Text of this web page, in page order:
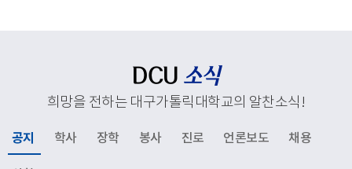
학의 지속적인 발전과 구성원 모두를 위해 강복했다.이어
성당과 중앙도서관, 모빌리티체험관, 기숙사, 박물관 등 효
성캠퍼스 주요 시설을 둘러보며 학생들의 교육과 생활이
간직한 공간부터 미래 산업 인재 양성을 위한 교육시설까
지 폭넓게 방문하며 우리 대학의 교육환경과 발전상을 확
DCU 소식
희망을 전하는 대구가톨릭대학교의 알찬소식 !
공지 학사 장학 봉사 진로 언론보도 채용